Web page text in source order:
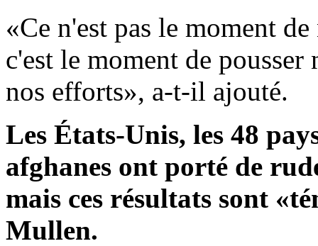
«Ce n'est pas le moment
c'est le moment de
nos efforts», a-t-il ajouté.
Les États-Unis, les 48
afghanes ont porté de
mais ces résultats sont
Mullen.